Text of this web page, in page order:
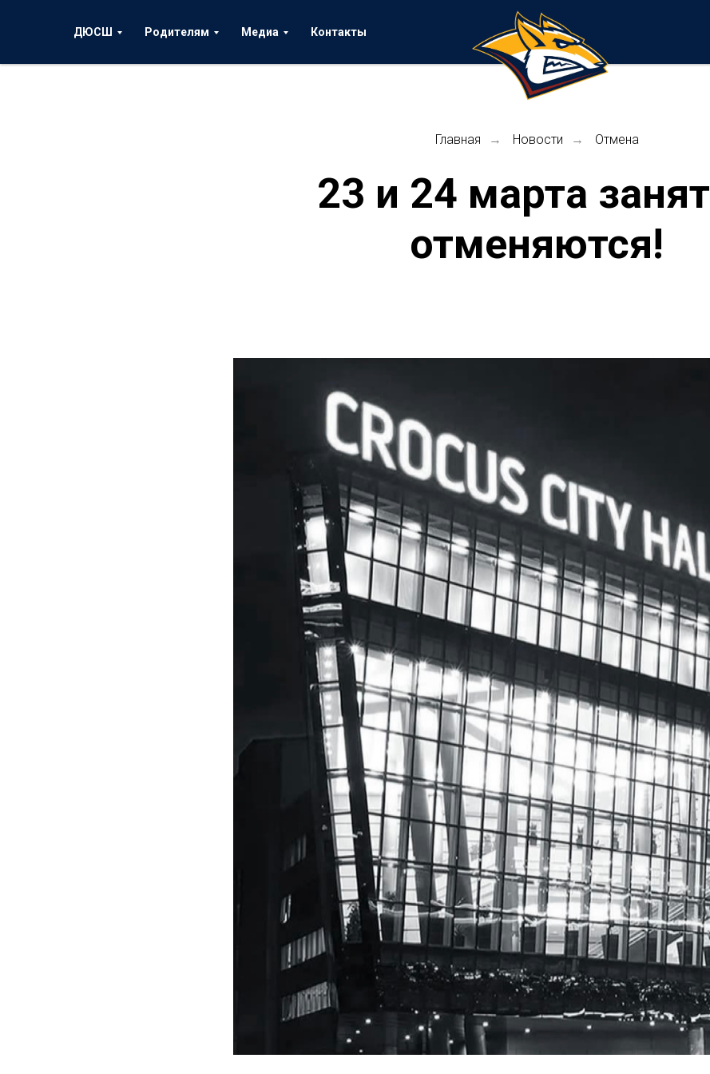
ДЮСШ Родителям Медиа Контакты
Главная → Новости → Отмена
23 и 24 марта
отменяются!